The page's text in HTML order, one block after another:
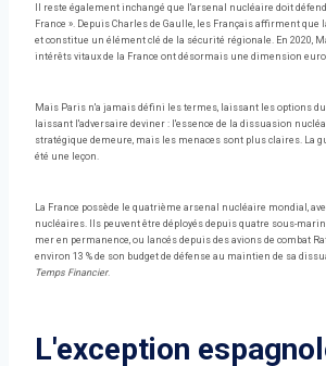
Il reste également inchangé que l'arsenal nucléaire doit
France ». Depuis Charles de Gaulle, les Français affirment que
et constitue un élément clé de la sécurité régionale. En 2020,
intérêts vitaux de la France ont désormais une dimension
Mais Paris n'a jamais défini les termes, laissant les options
laissant l'adversaire deviner : l'essence de la dissuasion
stratégique demeure, mais les menaces sont plus claires. La
été une leçon.
La France possède le quatrième arsenal nucléaire mondial,
nucléaires. Ils peuvent être déployés depuis quatre sous-
mer en permanence, ou lancés depuis des avions de combat
environ 13 % de son budget de défense au maintien de sa
Temps Financier.
L'exception